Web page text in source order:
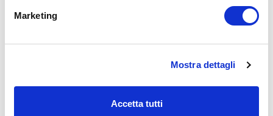
Marketing
Mostra dettagli
Accetta tutti
Strumenti
Strumenti